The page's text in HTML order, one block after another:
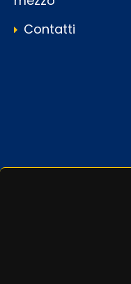
Contatti